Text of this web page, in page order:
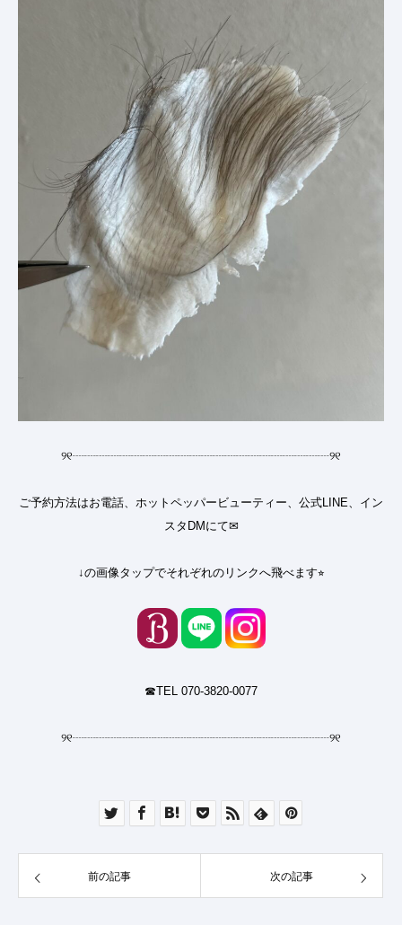
୨୧┈┈┈┈┈┈┈┈┈┈┈┈┈┈┈┈┈┈┈┈┈┈୨୧
ご予約方法はお電話、ホットペッパービューティー、公式LINE、イン
スタDMにて✉︎
↓の画像タップでそれぞれのリンクへ飛べます⭐︎
☎︎TEL 070-3820-0077
୨୧┈┈┈┈┈┈┈┈┈┈┈┈┈┈┈┈┈┈┈┈┈┈୨୧
前の記事 次の記事